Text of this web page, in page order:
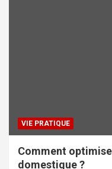
VIE PRATIQUE
Comment
domestique ?